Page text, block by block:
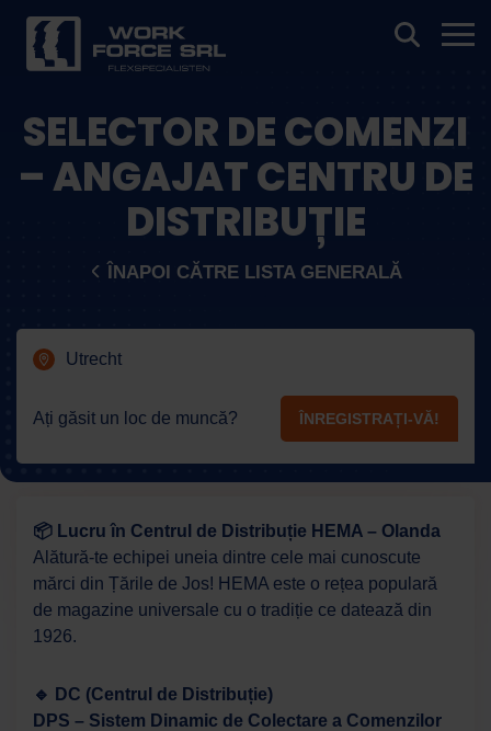
SELECTOR DE COMENZI
– ANGAJAT CENTRU DE
DISTRIBUȚIE
ÎNAPOI CĂTRE LISTA GENERALĂ
Utrecht
Ați găsit un loc de muncă? ÎNREGISTRAȚI-VĂ!
📦 Lucru în Centrul de Distribuție HEMA – Olanda
Alătură-te echipei uneia dintre cele mai cunoscute
mărci din Țările de Jos! HEMA este o rețea populară
de magazine universale cu o tradiție ce datează din
1926.
🔹 DC (Centrul de Distribuție)
DPS – Sistem Dinamic de Colectare a Comenzilor